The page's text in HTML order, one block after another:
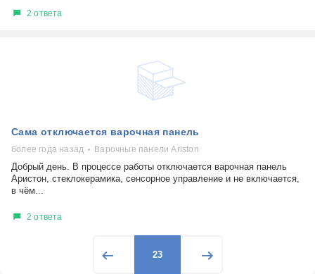
2 ответа
Сама отключается варочная панель
более года назад Варочные панели Ariston
Добрый день. В процессе работы отключается варочная панель
Аристон, стеклокерамика, сенсорное управление и не включается,
в чём...
2 ответа
23